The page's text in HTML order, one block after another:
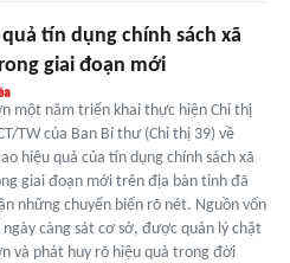
quả tín dụng chính sách xã
giai đoạn mới
một năm triển khai thực hiện Chỉ thị
TW của Ban Bí thư (Chỉ thị 39) về
hiệu quả của tín dụng chính sách xã
giai đoạn mới trên địa bàn tỉnh đã
những chuyển biến rõ nét. Nguồn vốn
càng sát cơ sở, được quản lý chặt
và phát huy rõ hiệu quả trong đời